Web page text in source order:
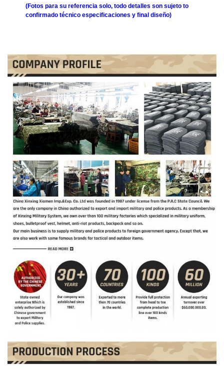
(Fotos para su referencia solo, todo detalles son sujeto to
confirmado técnico especificaciones y final diseño)